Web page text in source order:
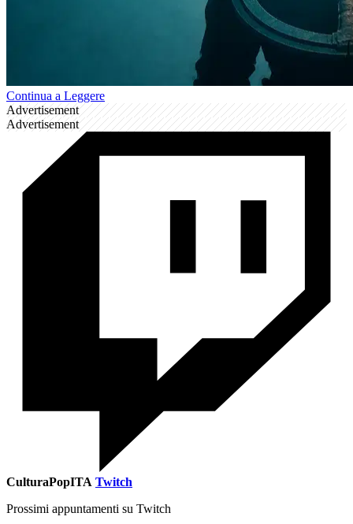
Continua a Leggere
Advertisement
Advertisement
CulturaPopITA Twitch
Prossimi appuntamenti su Twitch